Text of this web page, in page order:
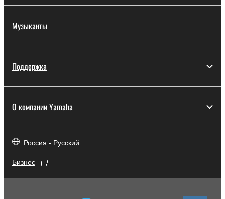
Музыканты
Поддержка
О компании Yamaha
Россия - Русский
Бизнес